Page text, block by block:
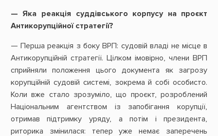
— Яка реакція суддівського корпусу на проєкт
Антикорупційної стратегії?
— Перша реакція з боку ВРП: судовій владі не місце в
Антикорупційній стратегії. Цілком імовірно, члени ВРП
сприйняли положення цього документа як загрозу
корупційній судовій системі, зокрема й собі особисто.
Коли вже стало зрозуміло, що проєкт, розроблений
Національним агентством із запобігання корупції,
отримав підтримку уряду, а потім і президента,
риторика змінилася: тепер уже немає заперечень